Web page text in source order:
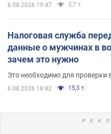
6.08.2026 19:47 3,7 т.
Налоговая служба
данные о мужчинах в
зачем это нужно
Это необходимо для проверки
6.08.2026 18:42 15,3 т.